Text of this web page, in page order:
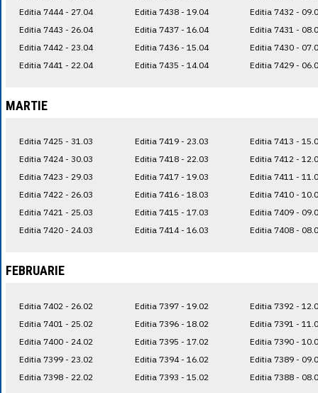
Editia 7444 - 27.04
Editia 7443 - 26.04
Editia 7442 - 23.04
Editia 7441 - 22.04
Editia 7438 - 19.04
Editia 7437 - 16.04
Editia 7436 - 15.04
Editia 7435 - 14.04
Editia 7432 -
Editia 7431 -
Editia 7430 -
Editia 7429 -
MARTIE
Editia 7425 - 31.03
Editia 7424 - 30.03
Editia 7423 - 29.03
Editia 7422 - 26.03
Editia 7421 - 25.03
Editia 7420 - 24.03
Editia 7419 - 23.03
Editia 7418 - 22.03
Editia 7417 - 19.03
Editia 7416 - 18.03
Editia 7415 - 17.03
Editia 7414 - 16.03
Editia 7413 -
Editia 7412 -
Editia 7411 -
Editia 7410 -
Editia 7409 -
Editia 7408 -
FEBRUARIE
Editia 7402 - 26.02
Editia 7401 - 25.02
Editia 7400 - 24.02
Editia 7399 - 23.02
Editia 7398 - 22.02
Editia 7397 - 19.02
Editia 7396 - 18.02
Editia 7395 - 17.02
Editia 7394 - 16.02
Editia 7393 - 15.02
Editia 7392 -
Editia 7391 -
Editia 7390 -
Editia 7389 -
Editia 7388 -